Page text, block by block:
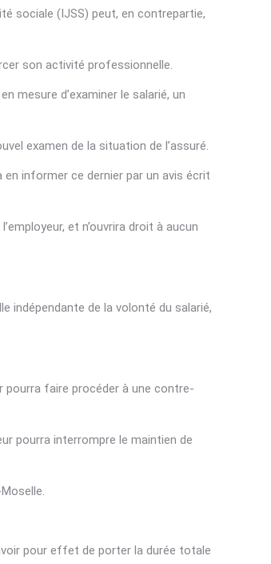
sociale (IJSS) peut, en contrepartie,
son activité professionnelle.
mesure d’examiner le salarié, un
examen de la situation de l’assuré.
en informer ce dernier par un avis écrit
et n’ouvrira droit à aucun
indépendante de la volonté du salarié,
pourra faire procéder à une contre-
pourra interrompre le maintien de
pour effet de porter la durée totale